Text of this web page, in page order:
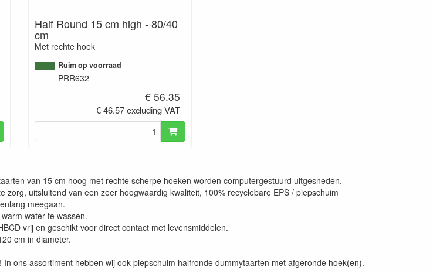
Half Round 15 cm high - 80/40
cm
Met rechte hoek
Ruim op voorraad
PRR632
€ 56.35
€ 46.57 excluding VAT
van 15 cm hoog met rechte scherpe hoeken worden computergestuurd uitgesneden.
zorg, uitsluitend van een zeer hoogwaardig kwaliteit, 100% recyclebare EPS / piepschuim
meegaan.
water te wassen.
vrij en geschikt voor direct contact met levensmiddelen.
cm in diameter.
ons assortiment hebben wij ook piepschuim halfronde dummytaarten met afgeronde hoek(en).